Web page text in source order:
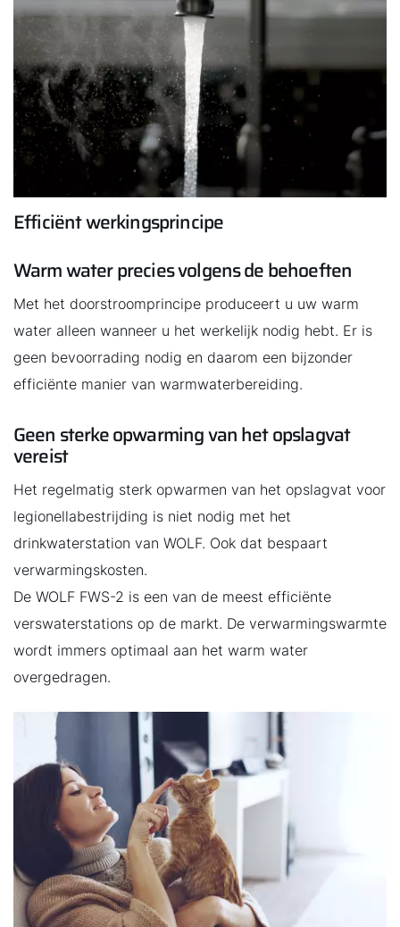
Efficiënt werkingsprincipe
Warm water precies volgens de behoeften
Met het doorstroomprincipe produceert u uw warm
water alleen wanneer u het werkelijk nodig hebt. Er is
geen bevoorrading nodig en daarom een bijzonder
efficiënte manier van warmwaterbereiding.
Geen sterke opwarming van het opslagvat
vereist
Het regelmatig sterk opwarmen van het opslagvat voor
legionellabestrijding is niet nodig met het
drinkwaterstation van WOLF. Ook dat bespaart
verwarmingskosten.
De WOLF FWS-2 is een van de meest efficiënte
verswaterstations op de markt. De verwarmingswarmte
wordt immers optimaal aan het warm water
overgedragen.
Hallo!
Hoe kunnen wij u helpen?
Contact met het team
Mail de WOLF Service
Adresgegevens
Ook interessant?
Downloads
Service App